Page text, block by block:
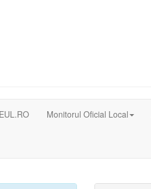
Monitorul Oficial Local